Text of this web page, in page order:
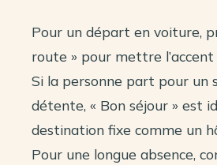
Pour un départ en voiture,
route » pour mettre
Si la personne part pour un
détente, « Bon séjour » est
destination fixe comme un
Pour une longue absence,